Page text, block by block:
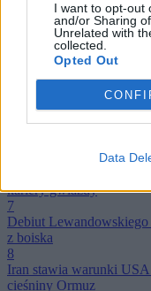
I want to opt-out
and/or Sharing
Unrelated with
collected.
Opted Out
Data
Lewandowski
odwraca losy meczu
Złoto, pallad i platyna.
Kryzys migracyjny w
kariery gwiazdy
7
Debiut
z boiska
8
Iran stawia warunki
cieśniny Ormuz